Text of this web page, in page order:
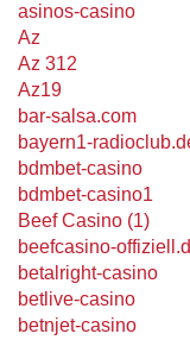
asinos-casino
Az
Az 312
Az19
bar-salsa.com
bayern1-
bdmbet-casino
bdmbet-casino1
Beef Casino (1)
beefcasino-
betalright-casino
betlive-casino
betnjet-casino